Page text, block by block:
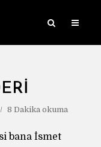
8 Dakika okuma
bana İsmet